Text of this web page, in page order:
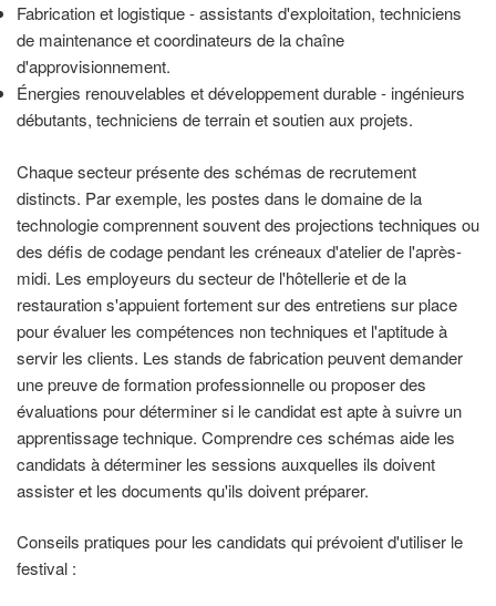
Fabrication et logistique - assistants d'exploitation, techniciens
de maintenance et coordinateurs de la chaîne
d'approvisionnement.
Énergies renouvelables et développement durable - ingénieurs
débutants, techniciens de terrain et soutien aux projets.
Chaque secteur présente des schémas de recrutement
distincts. Par exemple, les postes dans le domaine de la
technologie comprennent souvent des projections techniques ou
des défis de codage pendant les créneaux d'atelier de l'après-
midi. Les employeurs du secteur de l'hôtellerie et de la
restauration s'appuient fortement sur des entretiens sur place
pour évaluer les compétences non techniques et l'aptitude à
servir les clients. Les stands de fabrication peuvent demander
une preuve de formation professionnelle ou proposer des
évaluations pour déterminer si le candidat est apte à suivre un
apprentissage technique. Comprendre ces schémas aide les
candidats à déterminer les sessions auxquelles ils doivent
assister et les documents qu'ils doivent préparer.
Conseils pratiques pour les candidats qui prévoient d'utiliser le
festival :